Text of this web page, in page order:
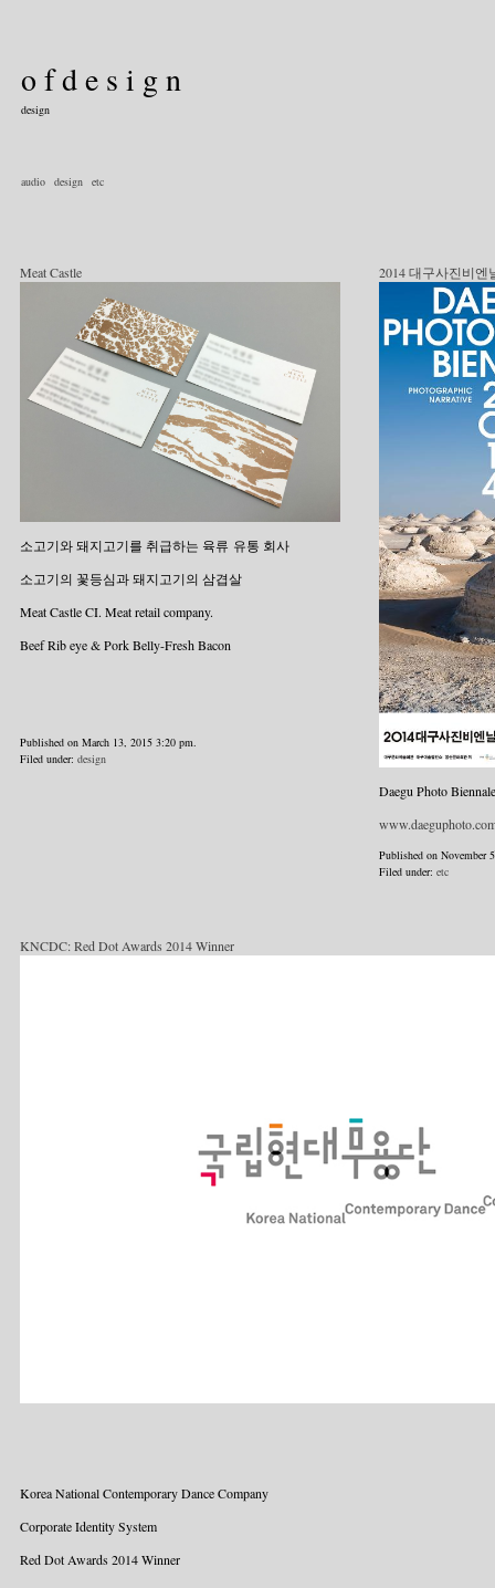
o f d e s i g n
design
audio design etc
Meat Castle
소고기와 돼지고기를 취급하는 육류 유통 회사
소고기의 꽃등심과 돼지고기의 삼겹살
Meat Castle CI. Meat retail company.
Beef Rib eye & Pork Belly-Fresh Bacon
Published on March 13, 2015 3:20 pm.
Filed under: design
2014 대구사진비엔
Daegu Photo
Published on November
Filed under: etc
KNCDC: Red Dot Awards 2014 Winner
Korea National Contemporary Dance Company
Corporate Identity System
Red Dot Awards 2014 Winner